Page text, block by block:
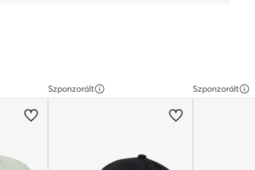
Szponzorált Szponzorált